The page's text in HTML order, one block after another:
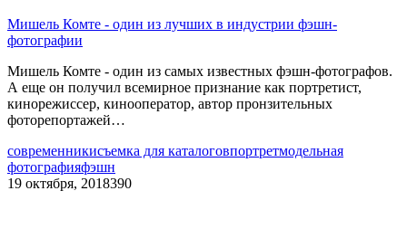
Мишель Комте - один из лучших в индустрии фэшн-
фотографии
Мишель Комте - один из самых известных фэшн-фотографов.
А еще он получил всемирное признание как портретист,
кинорежиссер, кинооператор, автор пронзительных
фоторепортажей…
современникисъемка для каталоговпортретмодельная
фотографияфэшн
19 октября, 2018390